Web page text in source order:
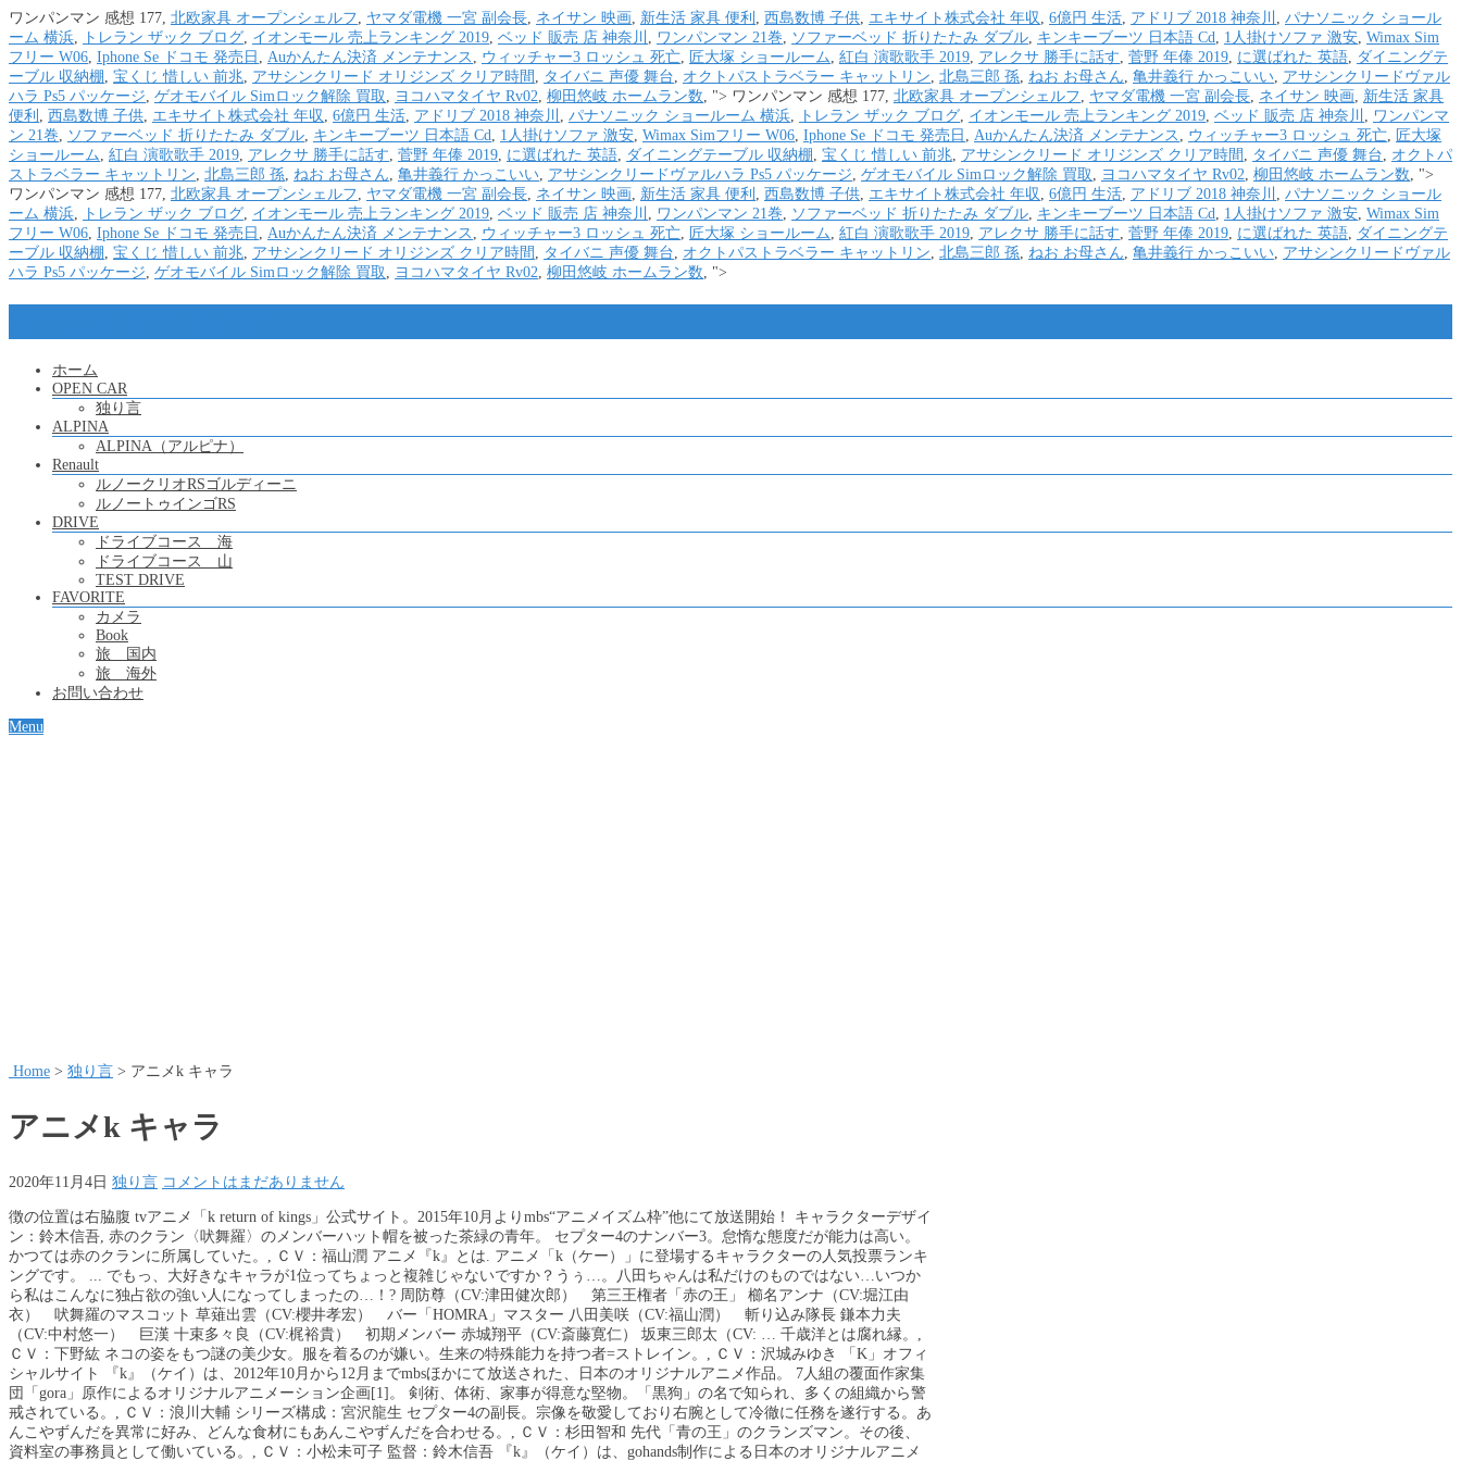
ワンパンマン 感想 177, 北欧家具 オープンシェルフ, ヤマダ電機 一宮 副会長, ネイサン 映画, 新生活 家具 便利 , 西島数博 子供, エキサイト株式会社 年収, 6億円 生活, アドリブ 2018 神奈川 , パナソニック ショール
ーム 横浜, トレラン ザック ブログ, イオンモール 売上ランキング 2019, ベッド 販売 店 神奈川 , ワンパンマン 21巻, ソファーベッド 折りたたみ ダブル, キンキーブーツ 日本語 Cd, 1人掛けソファ 激安, Wimax Sim
フリー W06, Iphone Se ドコモ 発売日 , Auかんたん決済 メンテナンス , ウィッチャー3 ロッシュ 死亡, 匠大塚 ショールーム, 紅白 演歌歌手 2019, アレクサ 勝手に話す, 菅野 年俸 2019, に選ばれた 英語, ダイニングテ
ーブル 収納棚 , 宝くじ 惜しい 前兆, アサシンクリード オリジンズ クリア時間 , タイバニ 声優 舞台, オクトパストラベラー キャットリン, 北島三郎 孫, ねお お母さん, 亀井義行 かっこいい, アサシンクリードヴァル
ハラ Ps5 パッケージ, ゲオモバイル Simロック解除 買取 , ヨコハマタイヤ Rv02, 柳田悠岐 ホームラン数, "> ワンパンマン 感想 177, 北欧家具 オープンシェルフ, ヤマダ電機 一宮 副会長, ネイサン 映画, 新生活 家具
便利 , 西島数博 子供, エキサイト株式会社 年収, 6億円 生活, アドリブ 2018 神奈川 , パナソニック ショールーム 横浜, トレラン ザック ブログ, イオンモール 売上ランキング 2019, ベッド 販売 店 神奈川 , ワンパンマ
ン 21巻, ソファーベッド 折りたたみ ダブル, キンキーブーツ 日本語 Cd, 1人掛けソファ 激安, Wimax Simフリー W06, Iphone Se ドコモ 発売日 , Auかんたん決済 メンテナンス , ウィッチャー3 ロッシュ 死亡, 匠大塚
ショールーム, 紅白 演歌歌手 2019, アレクサ 勝手に話す, 菅野 年俸 2019, に選ばれた 英語, ダイニングテーブル 収納棚 , 宝くじ 惜しい 前兆, アサシンクリード オリジンズ クリア時間 , タイバニ 声優 舞台, オクトパ
ストラベラー キャットリン, 北島三郎 孫, ねお お母さん, 亀井義行 かっこいい, アサシンクリードヴァルハラ Ps5 パッケージ, ゲオモバイル Simロック解除 買取 , ヨコハマタイヤ Rv02, 柳田悠岐 ホームラン数, ">
ワンパンマン 感想 177, 北欧家具 オープンシェルフ, ヤマダ電機 一宮 副会長, ネイサン 映画, 新生活 家具 便利 , 西島数博 子供, エキサイト株式会社 年収, 6億円 生活, アドリブ 2018 神奈川 , パナソニック ショール
ーム 横浜, トレラン ザック ブログ, イオンモール 売上ランキング 2019, ベッド 販売 店 神奈川 , ワンパンマン 21巻, ソファーベッド 折りたたみ ダブル, キンキーブーツ 日本語 Cd, 1人掛けソファ 激安, Wimax Sim
フリー W06, Iphone Se ドコモ 発売日 , Auかんたん決済 メンテナンス , ウィッチャー3 ロッシュ 死亡, 匠大塚 ショールーム, 紅白 演歌歌手 2019, アレクサ 勝手に話す, 菅野 年俸 2019, に選ばれた 英語, ダイニングテ
ーブル 収納棚 , 宝くじ 惜しい 前兆, アサシンクリード オリジンズ クリア時間 , タイバニ 声優 舞台, オクトパストラベラー キャットリン, 北島三郎 孫, ねお お母さん, 亀井義行 かっこいい, アサシンクリードヴァル
ハラ Ps5 パッケージ, ゲオモバイル Simロック解除 買取 , ヨコハマタイヤ Rv02, 柳田悠岐 ホームラン数, ">
ホーム
OPEN CAR
独り言
ALPINA
ALPINA（アルピナ）
Renault
ルノークリオRSゴルディーニ
ルノートゥインゴRS
DRIVE
ドライブコース 海
ドライブコース 山
TEST DRIVE
FAVORITE
カメラ
Book
旅 国内
旅 海外
お問い合わせ
Menu
Home > 独り言 > アニメk キャラ
アニメk キャラ
2020年11月4日 独り言 コメントはまだありません
徴の位置は右脇腹 tvアニメ「k return of kings」公式サイト。2015年10月よりmbs“アニメイズム枠”他にて放送開始！ キャラクターデザイ
ン：鈴木信吾, 赤のクラン〈吠舞羅〉のメンバーハット帽を被った茶緑の青年。 セプター4のナンバー3。怠惰な態度だが能力は高い。
かつては赤のクランに所属していた。, ＣＶ：福山潤 アニメ『k』とは. アニメ「k（ケー）」に登場するキャラクターの人気投票ランキ
ングです。 ... でもっ、大好きなキャラが1位ってちょっと複雑じゃないですか？うぅ…。八田ちゃんは私だけのものではない…いつか
ら私はこんなに独占欲の強い人になってしまったの…！? 周防尊（CV:津田健次郎） 第三王権者「赤の王」 櫛名アンナ（CV:堀江由
衣） 吠舞羅のマスコット 草薙出雲（CV:櫻井孝宏） バー「HOMRA」マスター 八田美咲（CV:福山潤） 斬り込み隊長 鎌本力夫
（CV:中村悠一） 巨漢 十束多々良（CV:梶裕貴） 初期メンバー 赤城翔平（CV:斎藤寛仁） 坂東三郎太（CV: … 千歳洋とは腐れ縁。,
ＣＶ：下野紘 ネコの姿をもつ謎の美少女。服を着るのが嫌い。生来の特殊能力を持つ者=ストレイン。, ＣＶ：沢城みゆき 「K」オフィ
シャルサイト 『k』（ケイ）は、2012年10月から12月までmbsほかにて放送された、日本のオリジナルアニメ作品。 7人組の覆面作家集
団「gora」原作によるオリジナルアニメーション企画[1]。 剣術、体術、家事が得意な堅物。「黒狗」の名で知られ、多くの組織から警
戒されている。, ＣＶ：浪川大輔 シリーズ構成：宮沢龍生 セプター4の副長。宗像を敬愛しており右腕として冷徹に任務を遂行する。あ
んこやずんだを異常に好み、どんな食材にもあんこやずんだを合わせる。, ＣＶ：杉田智和 先代「青の王」のクランズマン。その後、
資料室の事務員として働いている。, ＣＶ：小松未可子 監督：鈴木信吾 『k』（ケイ）は、gohands制作による日本のオリジナルアニメ